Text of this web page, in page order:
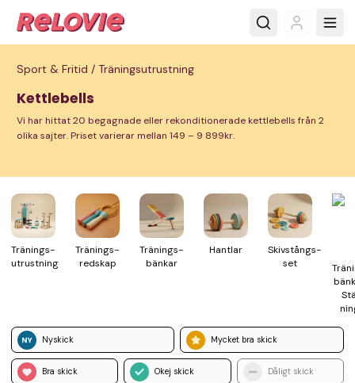
Sport & Fritid / Träningsutrustning
Kettlebells
Vi har hittat 20 begagnade eller rekonditionerade kettlebells från 2
olika sajter. Priset varierar mellan 149 – 9 899kr.
Tränings­
utrustning
Tränings­
redskap
Tränings­
bänkar
Hantlar
Skivstångs­
set
Nyskick Mycket bra skick
Bra skick Okej skick Dåligt skick